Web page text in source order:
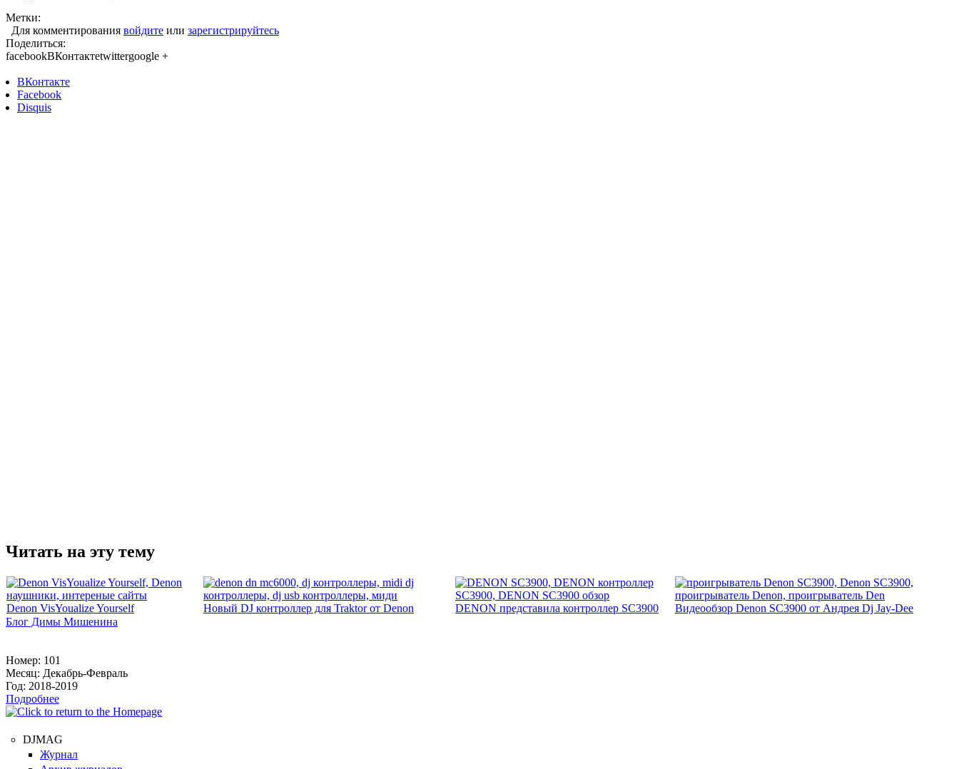
Метки:
Для комментирования войдите или зарегистрируйтесь
Поделиться:
facebookВКонтактеtwittergoogle +
ВКонтакте
Facebook
Disquis
Читать на эту тему
Denon VisYoualize Yourself Новый DJ контроллер для Traktor от Denon DENON представила контроллер SC3900
Видеообзор Denon SC3900 от Андрея Dj Jay-Dee
Блог Димы Мишенина
Номер: 101
Месяц: Декабрь-Февраль
Год: 2018-2019
Подробнее
DJMAG
Журнал